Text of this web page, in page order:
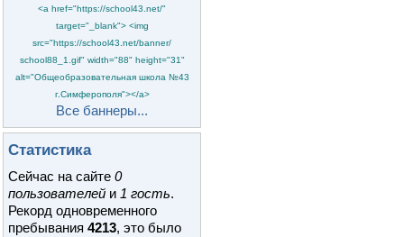
<a href="https://school43.net/"
target="_blank"> <img
src="https://school43.net/banner/
school88_1.gif" width="88" height="31"
alt="Общеобразовательная школа №43
г.Симферополя"></a>
Все баннеры...
Статистика
Сейчас на сайте 0
пользователей и 1 гость.
Рекорд одновременного
пребывания 4213, это было